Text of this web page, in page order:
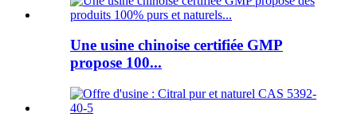
Une usine chinoise certifiée GMP
propose 100...